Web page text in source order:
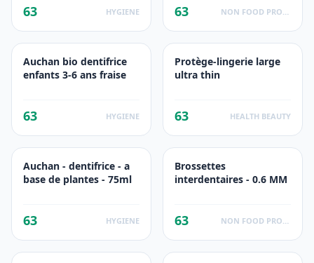
63 HYGIENE 63
Auchan bio dentifrice
enfants 3-6 ans fraise
63 HYGIENE
Protège-lingerie large
ultra thin
63 HEALTH BEAUTY
Auchan - dentifrice - a
base de plantes - 75ml
63 HYGIENE
Brossettes
interdentaires - 0.6 MM
63